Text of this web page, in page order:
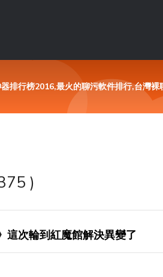
排行榜2016,最火的聊污軟件排行,台灣
)
這次輪到紅魔館解決異變了